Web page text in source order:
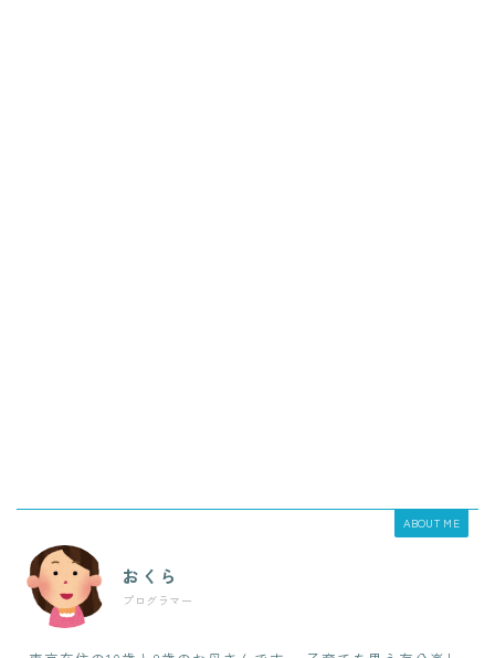
ABOUT ME
おくら
プログラマー